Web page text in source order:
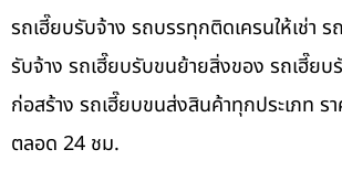
รถเฮี๊ยบรับจ้าง รถบรรทุกติดเครนให้เช่า ร
รับจ้าง รถเฮี๊ยบรับขนย้ายสิ่งของ รถเฮี๊ย
ก่อสร้าง รถเฮี๊ยบขนส่งสินค้าทุกประเภท ร
ตลอด 24 ชม.